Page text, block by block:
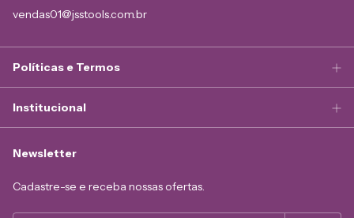
vendas01@jsstools.com.br
Políticas e Termos
Institucional
Newsletter
Cadastre-se e receba nossas ofertas.